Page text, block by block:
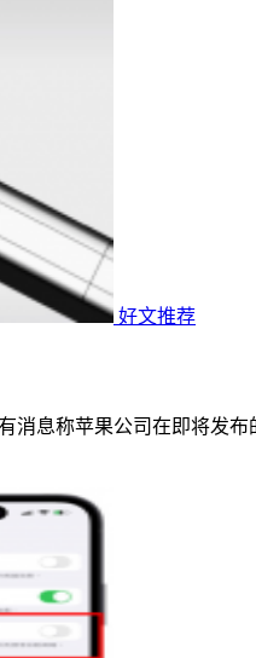
好文推荐
消息称苹果公司在即将发